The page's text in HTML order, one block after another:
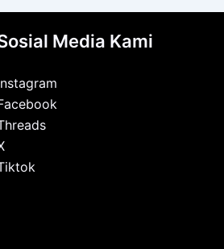
Media Kami